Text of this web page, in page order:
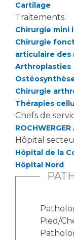
Sécurité
Les
Lieu de
Cartilage
Traitements:
Chirurgie mini
Chirurgie
articulaire des
Arthroplasties
Chirurgie
Thérapies
Chefs de
ROCHWERGER
Hôpital
Hôpital de la
Hôpital Nord
Pied/